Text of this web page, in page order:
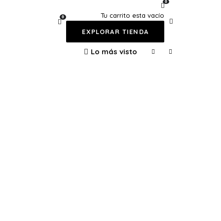
0
0
Tu carrito esta vacío
EXPLORAR TIENDA
Lo más visto